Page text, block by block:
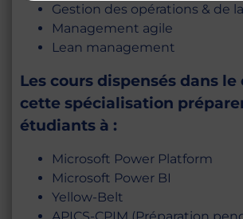
Gestion des opérations & de
Management agile
Lean management
Les cours dispensés dans le
cette spécialisation
étudiants à :
Microsoft Power Platform
Microsoft Power BI
Yellow-Belt
APICS-CPIM (Préparation